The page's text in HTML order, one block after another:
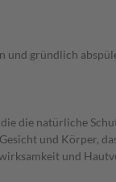
gründlich
die natürliche
und Körper,
und